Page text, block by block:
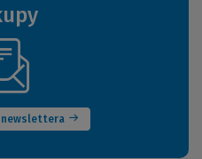
newslettera
(Nowe
okno)